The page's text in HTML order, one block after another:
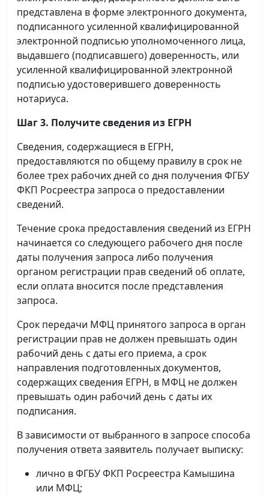
представлена в форме электронного документа,
подписанного усиленной квалифицированной
электронной подписью уполномоченного лица,
выдавшего (подписавшего) доверенность, или
усиленной квалифицированной электронной
подписью удостоверившего доверенность
нотариуса.
Шаг 3. Получите сведения из ЕГРН
Сведения, содержащиеся в ЕГРН,
предоставляются по общему правилу в срок не
более трех рабочих дней со дня получения ФГБУ
ФКП Росреестра запроса о предоставлении
сведений.
Течение срока предоставления сведений из ЕГРН
начинается со следующего рабочего дня после
даты получения запроса либо получения
органом регистрации прав сведений об оплате,
если оплата вносится после представления
запроса.
Срок передачи МФЦ принятого запроса в орган
регистрации прав не должен превышать один
рабочий день с даты его приема, а срок
направления подготовленных документов,
содержащих сведения ЕГРН, в МФЦ не должен
превышать один рабочий день с даты их
подписания.
В зависимости от выбранного в запросе способа
получения ответа заявитель получает выписку:
лично в ФГБУ ФКП Росреестра Камышина
или МФЦ;